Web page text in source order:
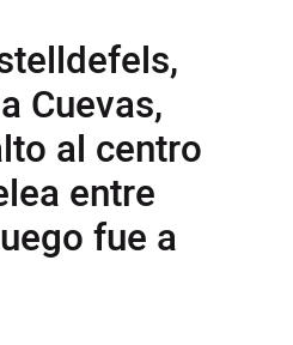
Cuevas,
al centro
entre
fue a